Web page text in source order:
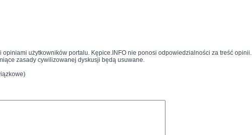
opiniami użytkowników portalu. Kępice.INFO nie ponosi odpowiedzialności za treść opinii.
zasady cywilizowanej dyskusji będą usuwane.